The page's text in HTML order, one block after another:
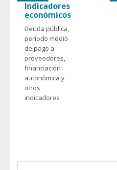
Indicadores
económicos
Deuda pública,
periodo medio
de pago a
proveedores,
financiación
autonómica y
otros
indicadores